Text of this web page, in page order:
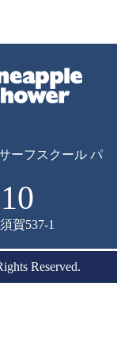
ーフスクール パ
賀537-1
Reserved.